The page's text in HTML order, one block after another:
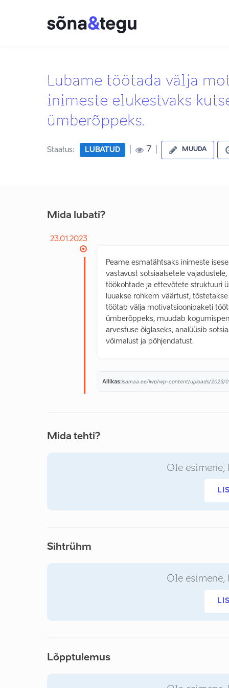
Lubame töötada välja
inimeste elukestvaks
ümberõppeks.
Staatus: LUBATUD 7 MUUDA
Mida lubati?
23.01.2023
Peame esmatähtsaks inimeste
vastavust sotsiaalsetele
töökohtade ja ettevõtete struktuuri
luuakse rohkem väärtust,
töötab välja motivatsioonipaketi
ümberõppeks, muudab
arvestuse õiglaseks, analüüsib
võimalust ja põhjendatust.
Allikas:isamaa.ee/iwp/wp-content/uploads/2023/
Mida tehti?
Ole esimene,
Sihtrühm
Ole esimene,
Lõpptulemus